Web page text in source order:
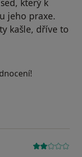
který k
jeho praxe.
kašle, dříve to
byl odstraněn